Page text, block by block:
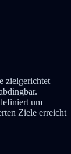
zielgerichtet
um
Ziele erreicht